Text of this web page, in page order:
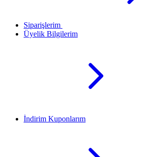
Siparişlerim
Üyelik Bilgilerim
İndirim Kuponlarım